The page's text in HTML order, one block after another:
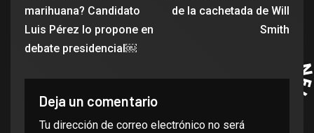
marihuana? Candidato
Luis Pérez lo propone en
debate presidencial￼
de la cachetada de Will
Smith
Deja un comentario
Tu dirección de correo electrónico no será